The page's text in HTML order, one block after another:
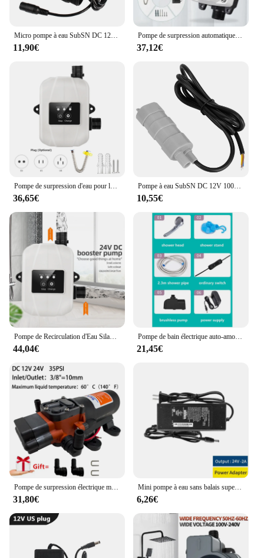
Micro pompe à eau SubSN DC 12V 24V, chauffe-eau, douche, booster de chauffage au sol, moteur solaire sans balais
11,90€
Pompe de surpression automatique Bathroo, pompe étanche IP56, contrôleur de pression de douche, chauffe-eau domestique, suralimentation à froid, 24V, 240W
37,12€
Pompe de surpression d'eau pour la maison, pompe de recirculation d'eau silencieuse, pompe de douche automatique, ascenseur maximum, arroseurs, 24V, 150W, 92 pieds
36,65€
Pompe à eau SubSN DC 12V 1000L/H, pompes à haut débit pour arroseurs de jardin, douche à gazon, véhicules touristiques, livres de véhicules oste nommée
10,55€
Pompe de Recirculation d'Eau Silays euse avec Adaptateur d'Alimentation pour Douche, Booster existent de Pression d'Eau, 150W, 24V
44,04€
Pompe de bain électrique auto-amorçante, batterie au lithium, portable, chambre à coucher, extérieur, dortoirs, rural, simple, ménage
21,45€
Pompe de surpression électrique marine l'inventaire, pompe à membrane auto-amorçante, douche solaire, lavage de voiture, toilettes, 35PSI, DC 12V, 24V
31,80€
Mini pompe à eau sans balais super silencieuse, pompe de surpression de fontaine de cowculation, chauffe-eau solaire, douche, filetage 4 points, DC 12V, 24V, IP68
6,26€